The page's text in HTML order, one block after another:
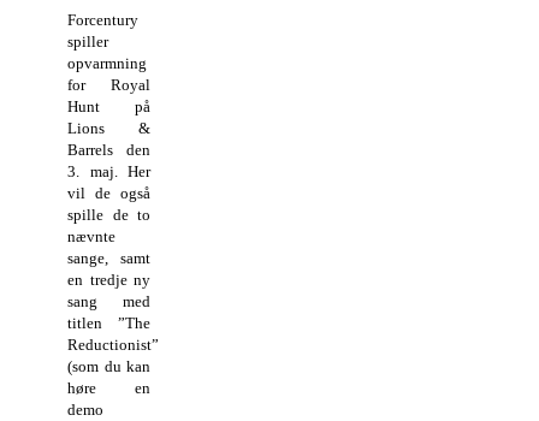
Forcentury
spiller
opvarmning
for Royal
Hunt på
Lions &
Barrels den
3. maj. Her
vil de også
spille de to
nævnte
sange, samt
en tredje ny
sang med
titlen ”The
Reductionist”
(som du kan
høre en
demo